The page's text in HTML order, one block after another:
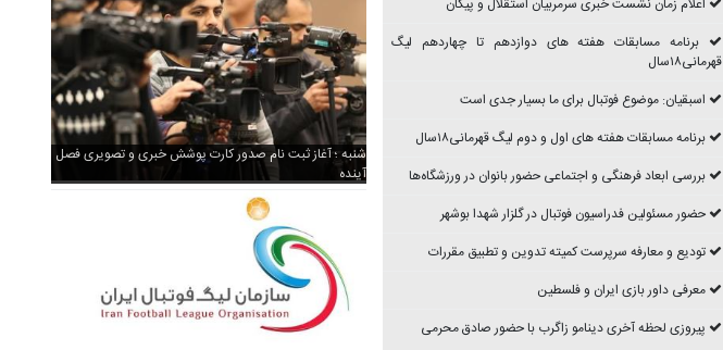
اعلام زمان نشست خبری سرمربیان استقلال و پیکان
برنامه مسابقات هفته های دوازدهم تا چهاردهم ليگ
قهرمانی۱۸سال
اسبقیان: موضوع فوتبال برای ما بسیار جدی است
برنامه مسابقات هفته های اول و دوم ليگ قهرمانی۱۸سال
بررسی ابعاد فرهنگی و اجتماعی حضور بانوان در ورزشگاه‌ها
حضور مسئولین فدراسیون فوتبال در گلزار شهدا بوشهر
تودیع و معارفه سرپرست کمیته تدوین و تطبیق مقررات
معرفی داور بازی ایران و فلسطین
پیروزی لحظه آخری دینامو زاگرب با حضور صادق محرمی
شنبه ؛ آغاز ثبت نام صدور کارت پوشش خبری و تصویری فصل
آینده